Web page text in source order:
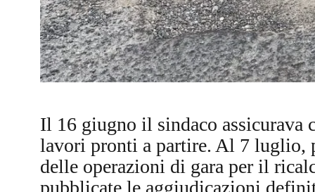
Il 16 giugno il sindaco assicurava
lavori pronti a partire. Al 7 luglio,
delle operazioni di gara per il
pubblicate le aggiudicazioni